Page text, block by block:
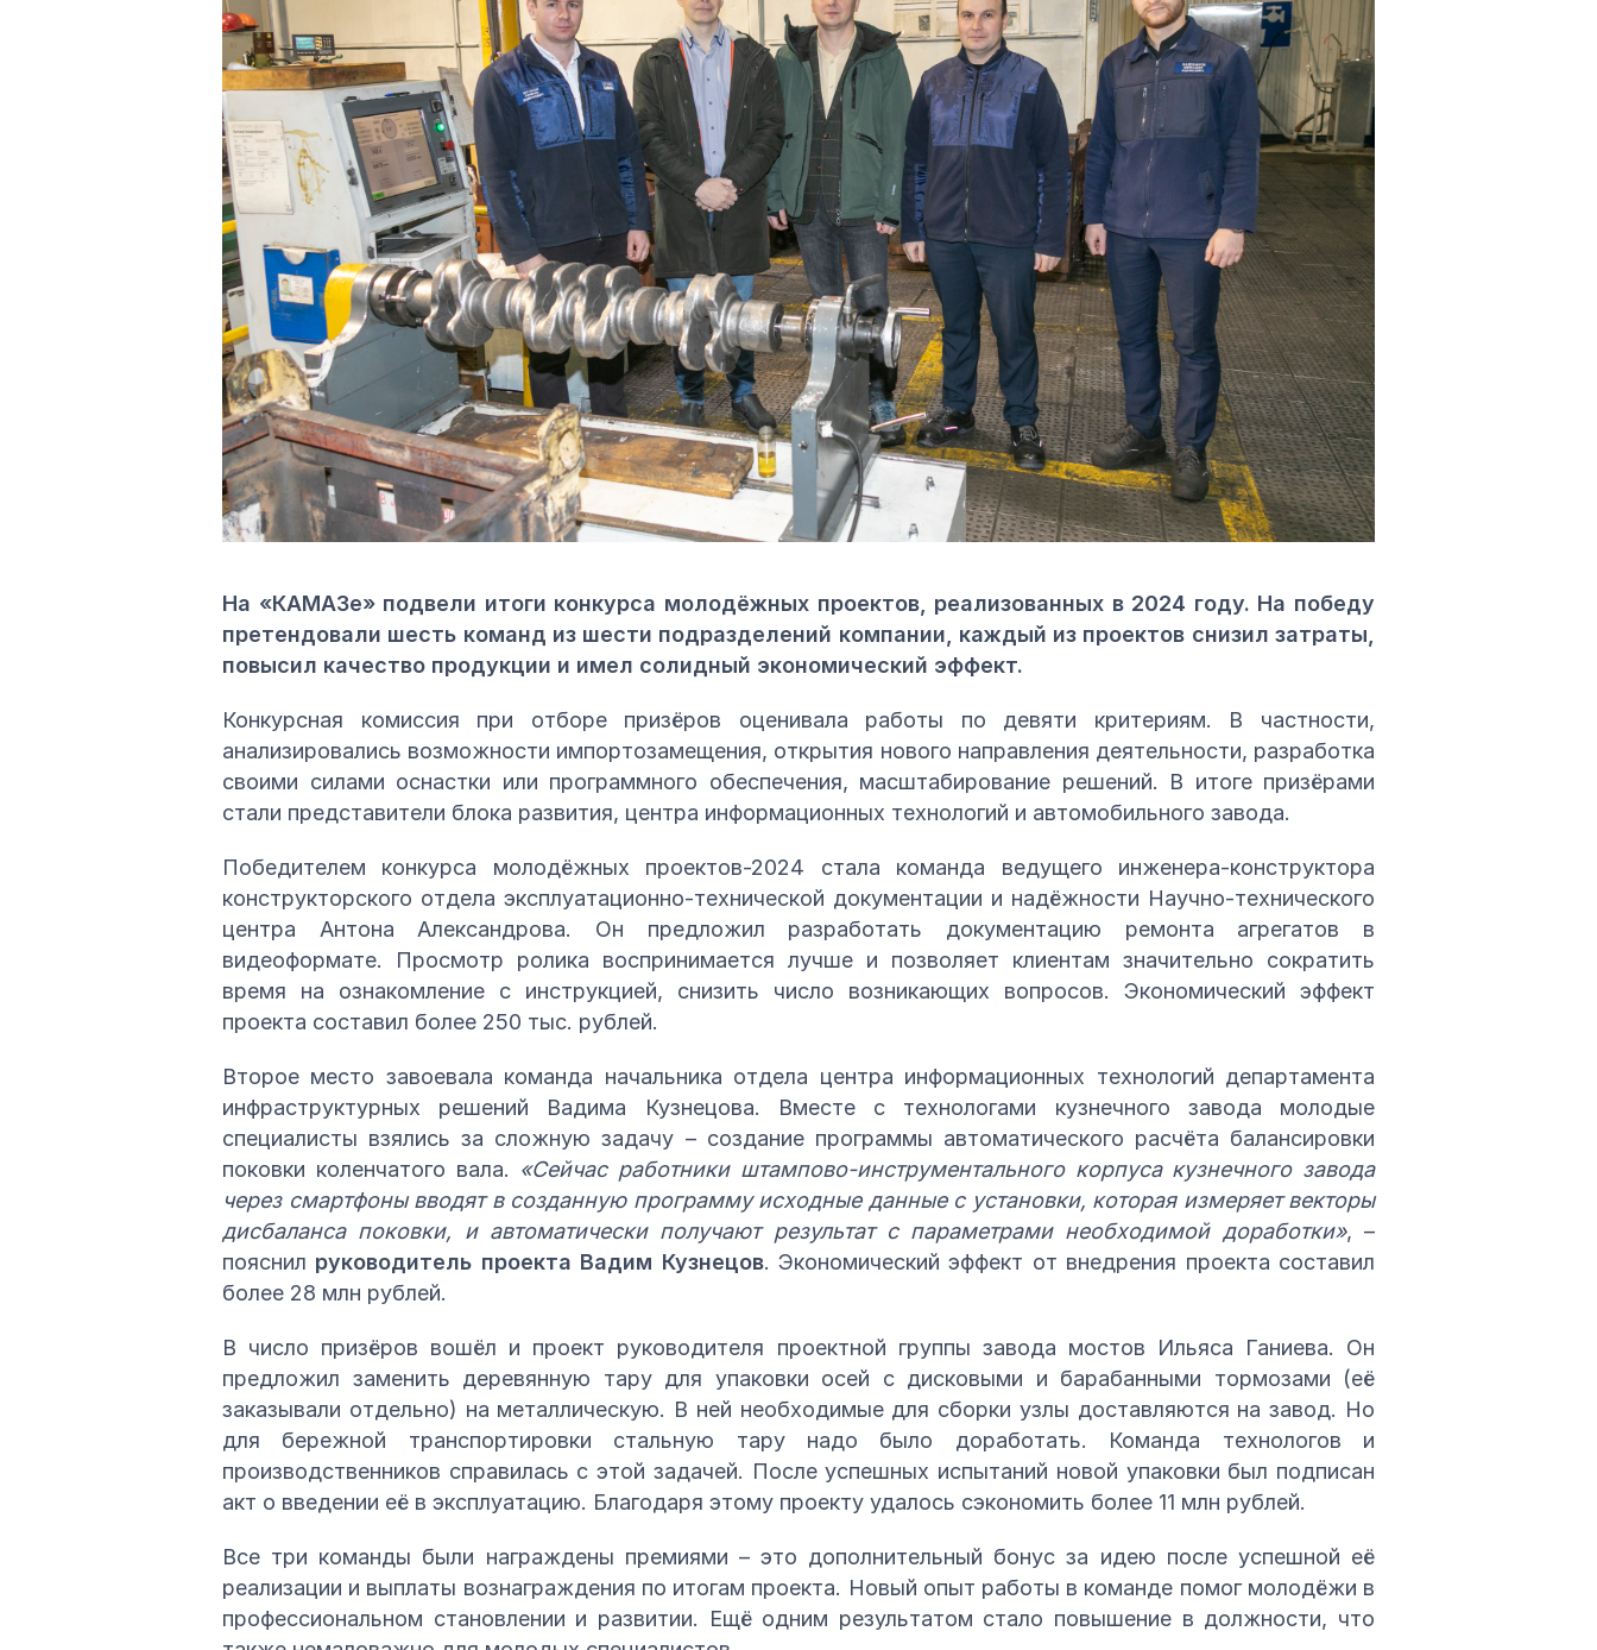
На «КАМАЗе» подвели итоги конкурса молодёжных проектов, реализованных в 2024 году. На победу
претендовали шесть команд из шести подразделений компании, каждый из проектов снизил затраты,
повысил качество продукции и имел солидный экономический эффект.
Конкурсная комиссия при отборе призёров оценивала работы по девяти критериям. В частности,
анализировались возможности импортозамещения, открытия нового направления деятельности, разработка
своими силами оснастки или программного обеспечения, масштабирование решений. В итоге призёрами
стали представители блока развития, центра информационных технологий и автомобильного завода.
Победителем конкурса молодёжных проектов-2024 стала команда ведущего инженера-конструктора
конструкторского отдела эксплуатационно-технической документации и надёжности Научно-технического
центра Антона Александрова. Он предложил разработать документацию ремонта агрегатов в
видеоформате. Просмотр ролика воспринимается лучше и позволяет клиентам значительно сократить
время на ознакомление с инструкцией, снизить число возникающих вопросов. Экономический эффект
проекта составил более 250 тыс. рублей.
Второе место завоевала команда начальника отдела центра информационных технологий департамента
инфраструктурных решений Вадима Кузнецова. Вместе с технологами кузнечного завода молодые
специалисты взялись за сложную задачу – создание программы автоматического расчёта балансировки
поковки коленчатого вала. «Сейчас работники штампово-инструментального корпуса кузнечного завода
через смартфоны вводят в созданную программу исходные данные с установки, которая измеряет векторы
дисбаланса поковки, и автоматически получают результат с параметрами необходимой доработки», –
пояснил руководитель проекта Вадим Кузнецов. Экономический эффект от внедрения проекта составил
более 28 млн рублей.
В число призёров вошёл и проект руководителя проектной группы завода мостов Ильяса Ганиева. Он
предложил заменить деревянную тару для упаковки осей с дисковыми и барабанными тормозами (её
заказывали отдельно) на металлическую. В ней необходимые для сборки узлы доставляются на завод. Но
для бережной транспортировки стальную тару надо было доработать. Команда технологов и
производственников справилась с этой задачей. После успешных испытаний новой упаковки был подписан
акт о введении её в эксплуатацию. Благодаря этому проекту удалось сэкономить более 11 млн рублей.
Все три команды были награждены премиями – это дополнительный бонус за идею после успешной её
реализации и выплаты вознаграждения по итогам проекта. Новый опыт работы в команде помог молодёжи в
профессиональном становлении и развитии. Ещё одним результатом стало повышение в должности, что